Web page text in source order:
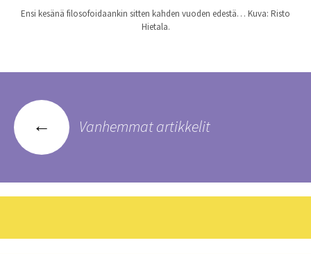
Ensi kesänä filosofoidaankin sitten kahden vuoden edestä… Kuva: Risto
Hietala.
Artikkelien
selaus
← Vanhemmat artikkelit